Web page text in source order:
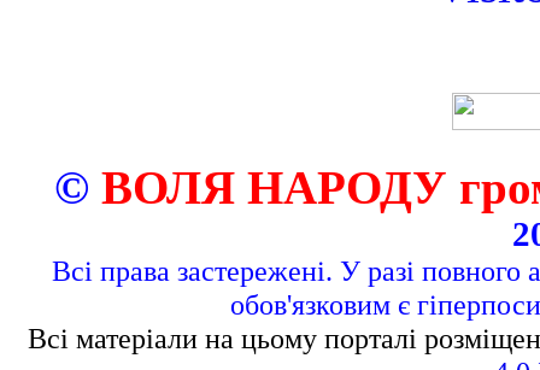
© ВОЛЯ НАРОДУ
Всі права застережені. У разі повного
обов'язковим є
Всі матеріали на цьому порталі